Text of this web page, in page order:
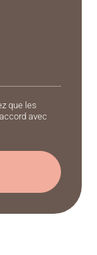
que les
avec